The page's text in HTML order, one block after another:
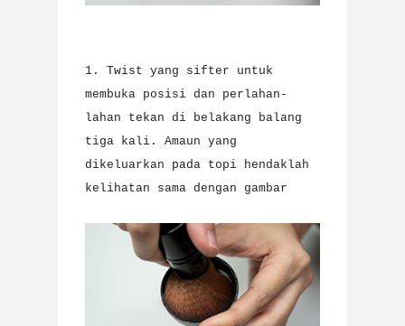
1. Twist yang sifter untuk
membuka posisi dan perlahan-
lahan tekan di belakang balang
tiga kali. Amaun yang
dikeluarkan pada topi hendaklah
kelihatan sama dengan gambar